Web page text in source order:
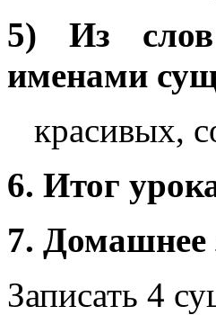
5) Из слов
именами
красивых,
6. Итог
7. Домашнее
Записать 4